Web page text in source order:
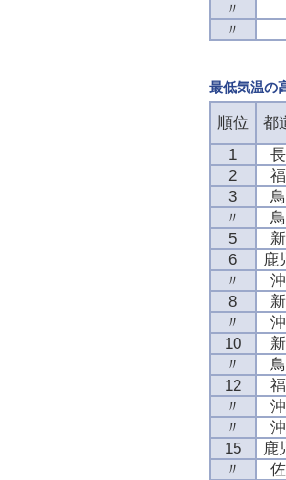
〃
〃
最低気温の
順位 都
1
2
3
〃
5
6
鹿
〃
8
〃
10
〃
12
〃
〃
15
鹿
〃